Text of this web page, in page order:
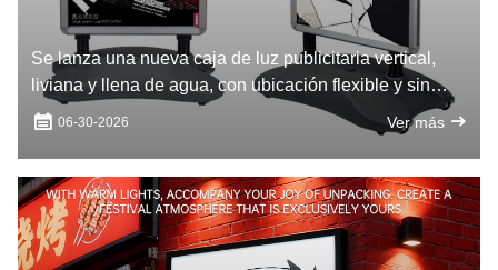
Se lanza una nueva caja de luz publicitaria vertical,
liviana y llena de agua, con ubicación flexible y sin
instalación
06-30-2026 Ver más